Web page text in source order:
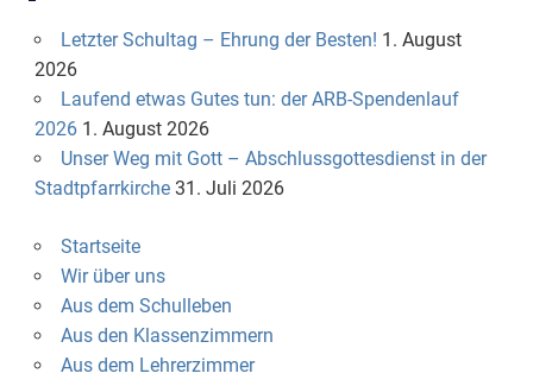
Letzter Schultag – Ehrung der Besten! 1. August
2026
Laufend etwas Gutes tun: der ARB-Spendenlauf
2026 1. August 2026
Unser Weg mit Gott – Abschlussgottesdienst in der
Stadtpfarrkirche 31. Juli 2026
Startseite
Wir über uns
Aus dem Schulleben
Aus den Klassenzimmern
Aus dem Lehrerzimmer